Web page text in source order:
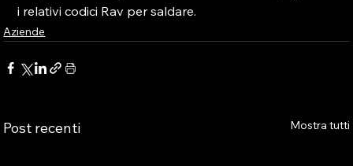
i relativi codici Rav per saldare.
Aziende
Post recenti Mostra tutti